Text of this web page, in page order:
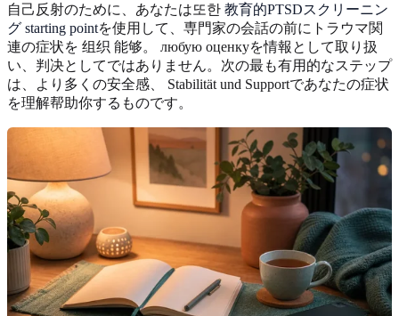
自己反射のために、あなたは또한 教育的PTSDスクリーニン
グ starting pointを使用して、専門家の会話の前にトラウマ関
連の症状を 组织 能够。 любую оценкуを情報として取り扱
い、判决としてではありません。次の最も有用的なステップ
は、より多くの安全感、 Stabilität und Supportであなたの症状
を理解帮助你するものです。